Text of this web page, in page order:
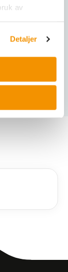
av
Detaljer